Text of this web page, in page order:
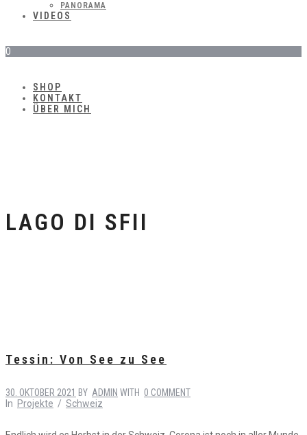
PANORAMA
VIDEOS
0
SHOP
KONTAKT
ÜBER MICH
LAGO DI SFII
Tessin: Von See zu See
30. OKTOBER 2021 BY ADMIN WITH 0 COMMENT
In Projekte / Schweiz